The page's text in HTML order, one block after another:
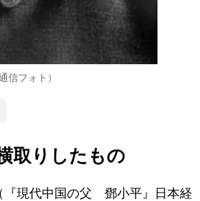
信フォト）
取りしたもの
『現代中国の父 鄧小平』日本経